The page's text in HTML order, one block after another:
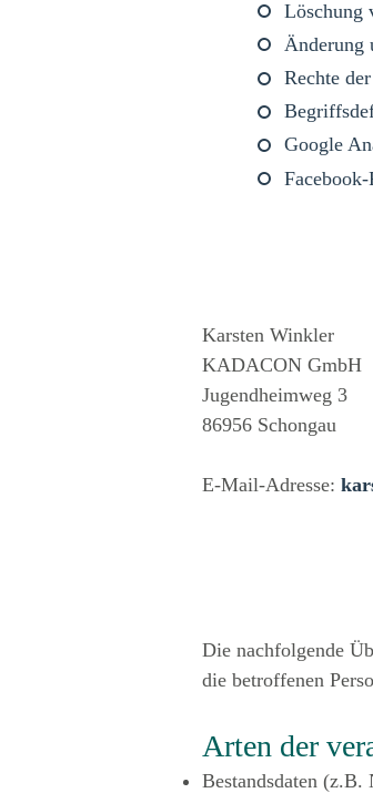
Löschung
Änderung
Rechte
Google
Karsten Winkler
KADACON GmbH
Jugendheimweg 3
86956 Schongau
E-Mail-Adresse:
Die nachfolgende
die betroffenen
Arten der
Bestandsdaten (z.B.